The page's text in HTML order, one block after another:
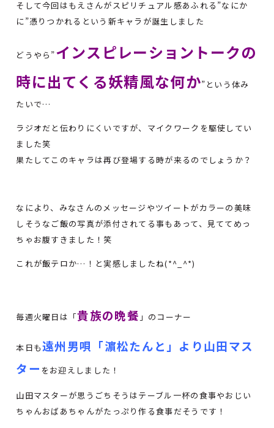
そして今回はもえさんがスピリチュアル感あふれる”なにか
に”憑りつかれるという新キャラが誕生しました
どうやら”インスピレーショントークの
時に出てくる妖精風な何か”という体み
たいで…
ラジオだと伝わりにくいですが、マイクワークを駆使してい
ました笑
果たしてこのキャラは再び登場する時が来るのでしょうか？
なにより、みなさんのメッセージやツイートがカラーの美味
しそうなご飯の写真が添付されてる事もあって、見ててめっ
ちゃお腹すきました！笑
これが飯テロか…！と実感しましたね(*^_^*)
毎週火曜日は「貴族の晩餐 」のコーナー
本日も遠州男唄「濵松たんと」より山田マス
ター をお迎えしました！
山田マスターが思うごちそうはテーブル一杯の食事やおじい
ちゃんおばあちゃんがたっぷり作る食事だそうです！